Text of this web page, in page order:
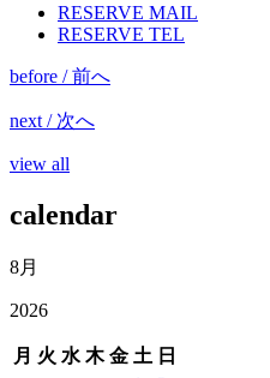
RESERVE MAIL
RESERVE TEL
before / 前へ
next / 次へ
view all
calendar
8月
2026
月 火 水 木 金 土 日